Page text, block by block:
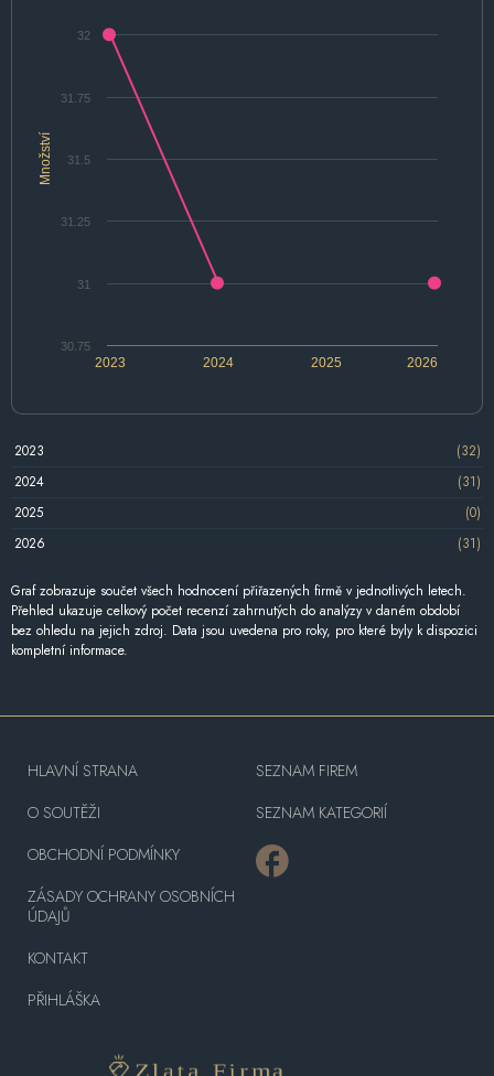
Množství
2024 2026
2023 2025
30.75
31
31.25
31.5
31.75
32
2023
(32)
2024
(31)
2025
(0)
2026
(31)
Graf zobrazuje součet všech hodnocení přiřazených firmě v jednotlivých letech.
Přehled ukazuje celkový počet recenzí zahrnutých do analýzy v daném období
bez ohledu na jejich zdroj. Data jsou uvedena pro roky, pro které byly k dispozici
kompletní informace.
HLAVNÍ STRANA
O SOUTĚŽI
OBCHODNÍ PODMÍNKY
ZÁSADY OCHRANY OSOBNÍCH
ÚDAJŮ
KONTAKT
PŘIHLÁŠKA
SEZNAM FIREM
SEZNAM KATEGORIÍ